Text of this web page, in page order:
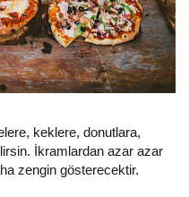
keklere, donutlara,
İkramlardan azar azar
zengin gösterecektir.